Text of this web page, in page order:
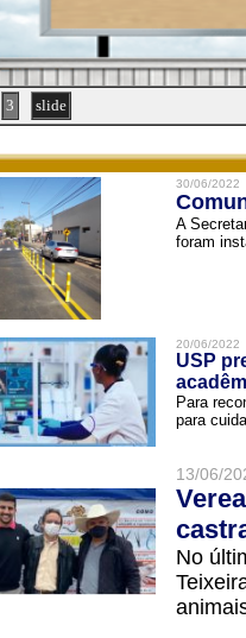
3 slide
30/06/2022
A
foram
20/06/2022
USP
Para
para
13/06/
No